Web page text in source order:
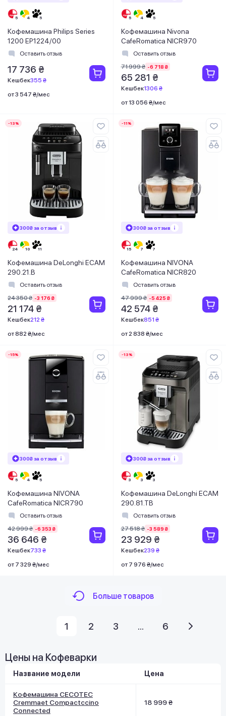
Кофемашина Philips Series
1200 EP1224/00
Оставить отзыв
17 736 ₴
Кешбек355 ₴
от 3 547 ₴/мес
Кофемашина Nivona
CafeRomatica NICR970
Оставить отзыв
71 999 ₴ -6 718 ₴
65 281 ₴
Кешбек1306 ₴
от 13 056 ₴/мес
-13%
300₴ за отзыв
Кофемашина DeLonghi ECAM
290.21.B
Оставить отзыв
24 350 ₴ -3 176 ₴
21 174 ₴
Кешбек212 ₴
от 882 ₴/мес
-11%
300₴ за отзыв
Кофемашина NIVONA
CafeRomatica NICR820
Оставить отзыв
47 999 ₴ -5 425 ₴
42 574 ₴
Кешбек851 ₴
от 2 838 ₴/мес
-15%
300₴ за отзыв
Кофемашина NIVONA
CafeRomatica NICR790
Оставить отзыв
42 999 ₴ -6 353 ₴
36 646 ₴
Кешбек733 ₴
от 7 329 ₴/мес
-13%
300₴ за отзыв
Кофемашина DeLonghi ECAM
290.81.TB
Оставить отзыв
27 518 ₴ -3 589 ₴
23 929 ₴
Кешбек239 ₴
от 7 976 ₴/мес
Больше товаров
1 2 3 ... 6
Цены на Кофеварки
Название модели Цена
Кофемашина CECOTEC
Cremmaet Compactccino
Connected
18 999 ₴